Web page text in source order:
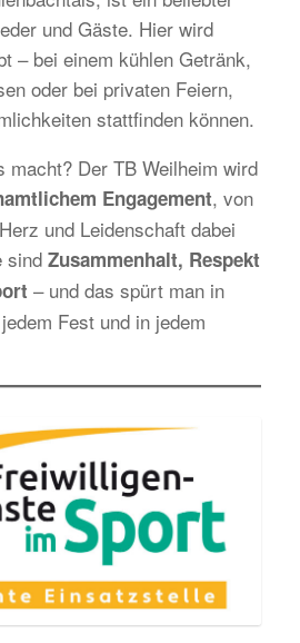
und Gäste. Hier wird
– bei einem kühlen Getränk,
oder bei privaten Feiern,
stattfinden können.
macht? Der TB Weilheim wird
Engagement, von
und Leidenschaft dabei
sind Zusammenhalt, Respekt
– und das spürt man in
Fest und in jedem